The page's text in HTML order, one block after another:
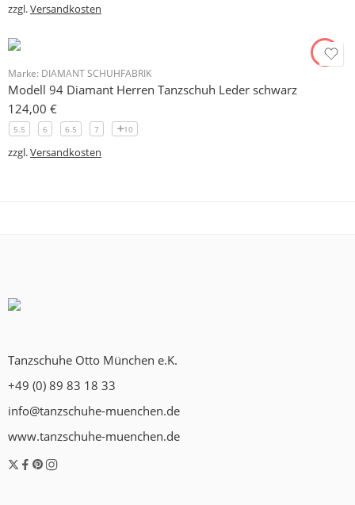
zzgl.Versandkosten
Marke: DIAMANT SCHUHFABRIK
Modell 94 Diamant Herren Tanzschuh Leder schwarz
124,00 €
5.5 6 6.5 7 10
zzgl.Versandkosten
Tanzschuhe Otto München e.K.
+49 (0) 89 83 18 33
info@tanzschuhe-muenchen.de
www.tanzschuhe-muenchen.de